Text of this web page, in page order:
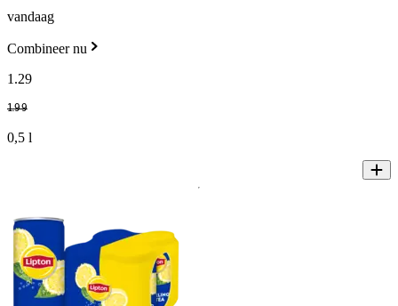
vandaag
Combineer nu
1 .29
1.99
0,5 l